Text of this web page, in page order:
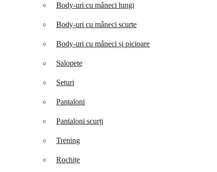
Body-uri cu mâneci lungi
Body-uri cu mâneci scurte
Body-uri cu mâneci și picioare
Salopete
Seturi
Pantaloni
Pantaloni scurți
Trening
Rochițe